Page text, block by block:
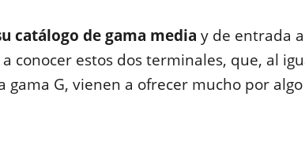
catálogo de gama media y de entrada
conocer estos dos terminales, que, al
gama G, vienen a ofrecer mucho por